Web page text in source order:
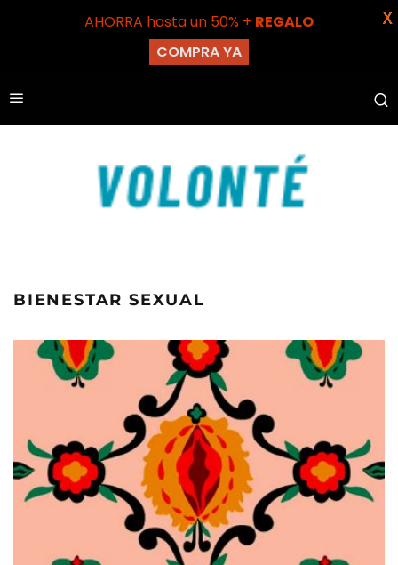
BIENESTAR SEXUAL
AHORRA hasta un 50% + REGALO
COMPRA YA
X